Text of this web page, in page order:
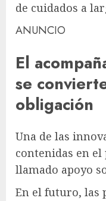
de cuidados a
ANUNCIO
El
se
obligación
Una de las
contenidas en
llamado apoyo
En el futuro, las